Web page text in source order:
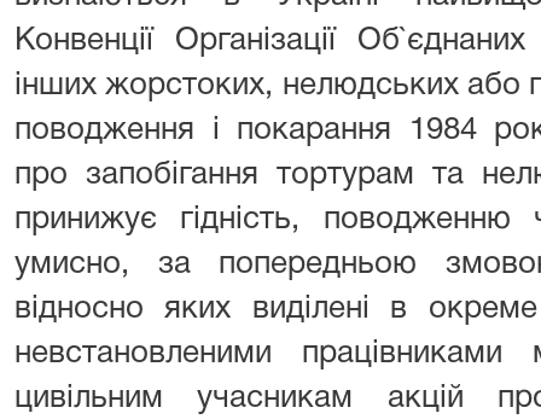
Конвенції Організації
інших жорстоких, нелюдських або
поводження і покарання 1984
про запобігання тортурам та
принижує гідність,
умисно, за попередньою
відносно яких виділені в
невстановленими працівниками
цивільним учасникам акцій